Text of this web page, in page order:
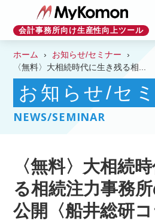
会計事務所向け生産性向上ツール
ホーム
お知らせ/セミナー
〈無料〉大相続時代に生き残る相...
お知らせ/セ
NEWS/SEMINAR
〈無料〉大相続
る相続注力事務
公開〈船井総研コ